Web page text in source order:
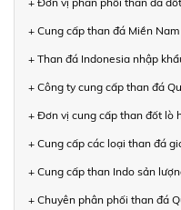
+ Cung cấp than đá Miền
+ Than đá Indonesia nhập
+ Công ty cung cấp than đá
+ Đơn vị cung cấp than đốt lò
+ Cung cấp các loại than đá
+ Cung cấp than Indo sản
+ Chuyên phân phối than đá